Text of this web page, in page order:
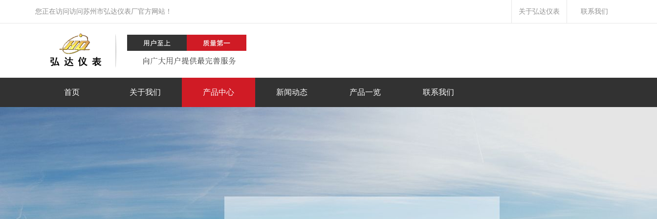
您正在访问访问苏州市弘达仪表厂官方网站！ 关于弘达仪表 联系我们
首页 关于我们 产品中心 新闻动态 产品一览 联系我们